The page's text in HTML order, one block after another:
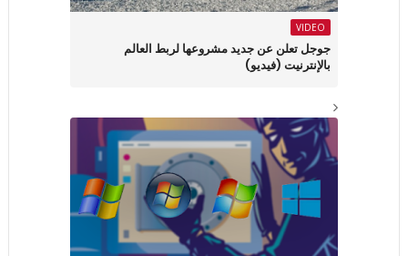
VIDEO
جوجل تعلن عن جديد مشروعها لربط العالم
بالإنترنيت (فيديو)